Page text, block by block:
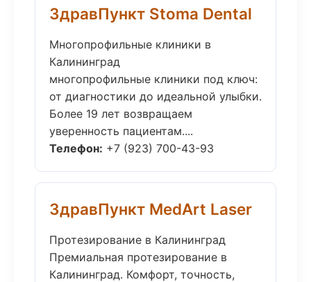
ЗдравПункт Stoma Dental
Многопрофильные клиники в
Калининград
многопрофильные клиники под ключ:
от диагностики до идеальной улыбки.
Более 19 лет возвращаем
уверенность пациентам....
Телефон: +7 (923) 700-43-93
ЗдравПункт MedArt Laser
Протезирование в Калининград
Премиальная протезирование в
Калининград. Комфорт, точность,